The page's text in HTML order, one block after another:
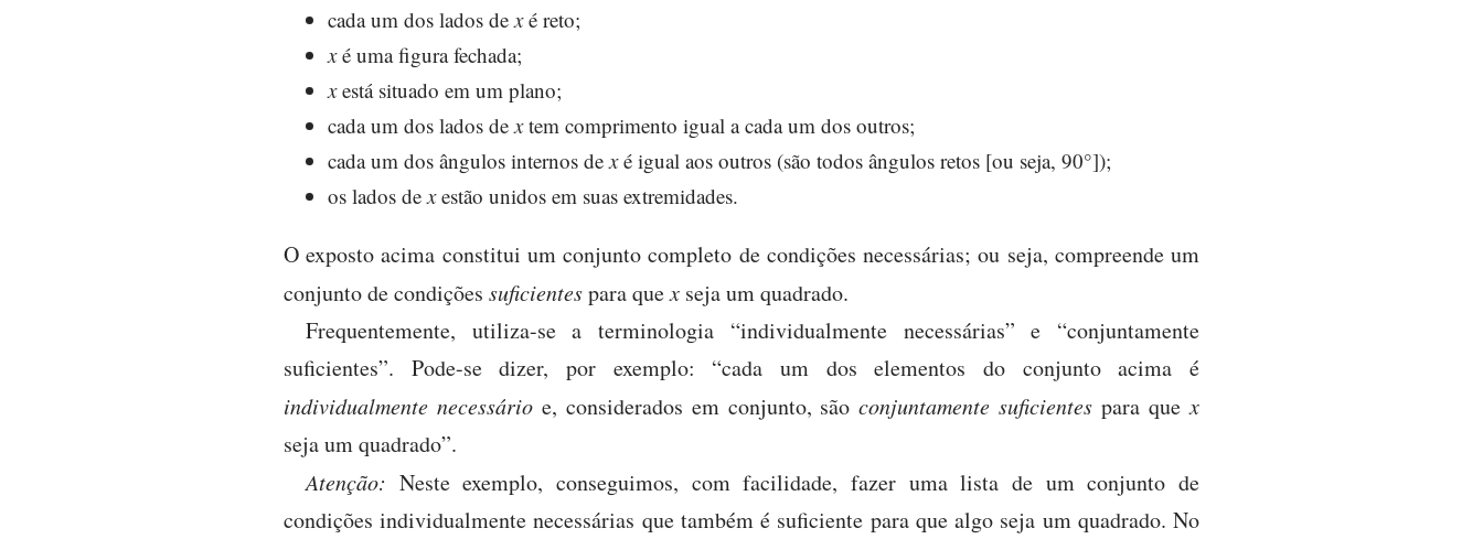
cada um dos lados dexé reto;
xé uma figura fechada;
xestá situado em um plano;
cada um dos lados dextem comprimento igual a cada um dos outros;
cada um dos ângulos internos dexé igual aos outros (são todos ângulos retos [ou seja, 90°]);
os lados dexestão unidos em suas extremidades.
O exposto acima constitui um conjunto completo de condições necessárias; ou seja, compreende um
conjunto de condições suficientespara quex seja um quadrado.
Frequentemente, utiliza-se a terminologia “individualmente necessárias” e “conjuntamente
suficientes”. Pode-se dizer, por exemplo: “cada um dos elementos do conjunto acima é
individualmente necessárioe, considerados em conjunto, sãoconjuntamente suficientes para quex
seja um quadrado”.
Atenção: Neste exemplo, conseguimos, com facilidade, fazer uma lista de um conjunto de
condições individualmente necessárias que também é suficiente para que algo seja um quadrado. No